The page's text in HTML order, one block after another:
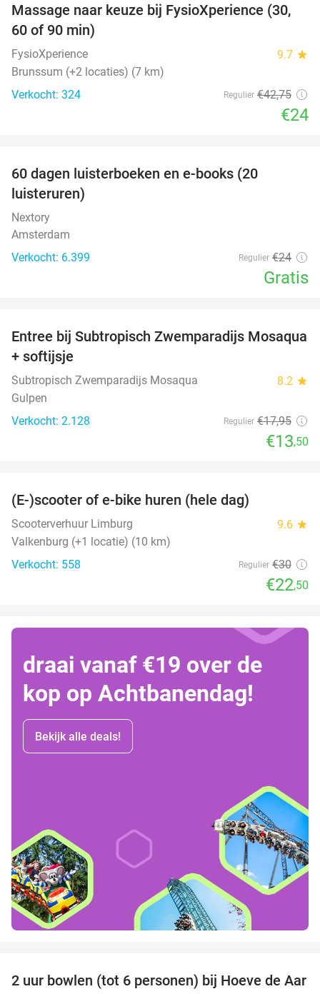
44%
Massage naar keuze bij FysioXperience (30,
60 of 90 min)
FysioXperience 9.7 star
Brunssum (+2 locaties) (7 km)
Verkocht: 324
Regulier €42,75
€24
60 dagen luisterboeken en e-books (20
luisteruren)
Nextory
Amsterdam
Verkocht: 6.399
Regulier €24
Gratis
25%
Entree bij Subtropisch Zwemparadijs Mosaqua
+ softijsje
Subtropisch Zwemparadijs Mosaqua 8.2 star
Gulpen
Verkocht: 2.128
Regulier €17,95
€13,50
(E-)scooter of e-bike huren (hele dag)
Scooterverhuur Limburg 9.6 star
Valkenburg (+1 locatie) (10 km)
Verkocht: 558
Regulier €30
€22,50
draai vanaf €19 over de
kop op Achtbanendag!
Bekijk alle deals!
50%
2 uur bowlen (tot 6 personen) bij Hoeve de Aar